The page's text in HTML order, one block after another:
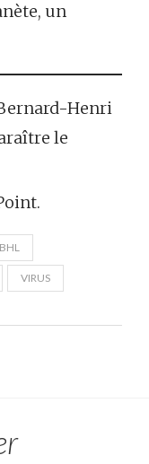
un
Henri
le
BHL
VIRUS